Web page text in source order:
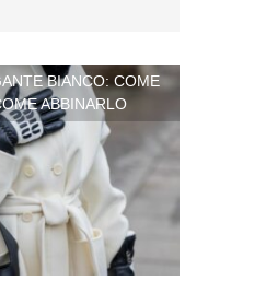
BIANCO: COME
ABBINARLO